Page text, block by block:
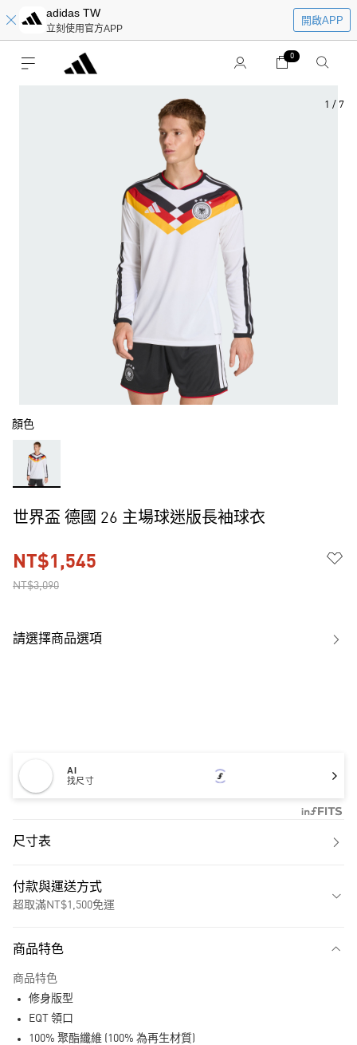
adidas TW
立刻使用官方APP
開啟APP
0
1 / 7
顏色
世界盃 德國 26 主場球迷版長袖球衣
NT$3,090
NT$1,545
請選擇商品選項
AI
找尺寸
尺寸表
付款與運送方式
超取滿NT$1,500免運
LINE Pay
商品特色
商品特色
修身版型
EQT 領口
100% 聚酯纖維 (100% 為再生材質)